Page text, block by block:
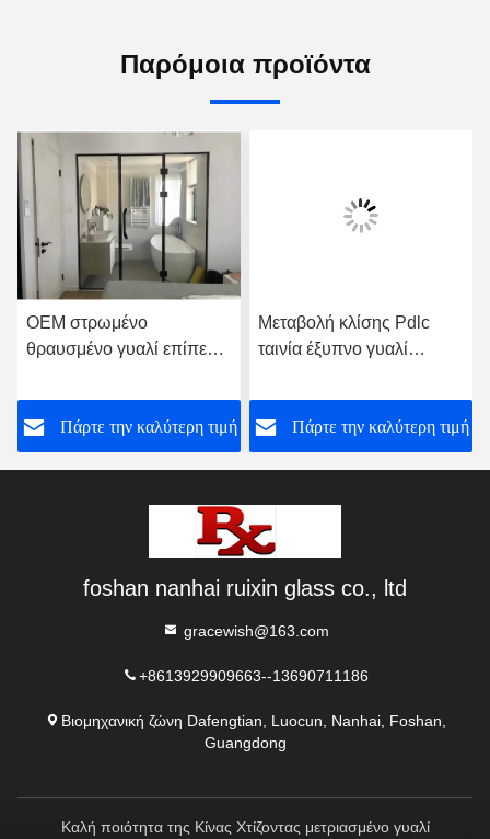
Παρόμοια προϊόντα
OEM στρωμένο
θραυσμένο γυαλί επίπεδο
δωμάτιο ντους
Πάρτε την καλύτερη τιμή
Μεταβολή κλίσης Pdlc
ταινία έξυπνο γυαλί
γραφείου
Πάρτε την καλύτερη τιμή
foshan nanhai ruixin glass co., ltd
gracewish@163.com
+8613929909663--13690711186
Βιομηχανική ζώνη Dafengtian, Luocun, Nanhai, Foshan,
Guangdong
Καλή ποιότητα της Κίνας Χτίζοντας μετριασμένο γυαλί